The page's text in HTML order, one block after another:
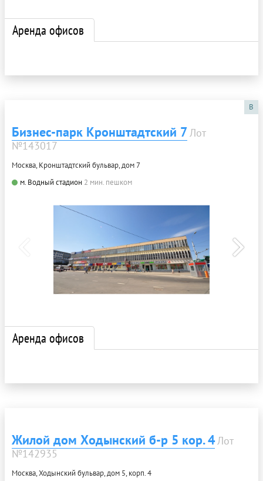
Аренда офисов
B
Бизнес-парк Кронштадтский 7Лот
№143017
Москва, Кронштадтский бульвар, дом 7
м. Водный стадион 2 мин. пешком
Аренда офисов
Жилой дом Ходынский б-р 5 кор. 4Лот
№142935
Москва, Ходынский бульвар, дом 5, корп. 4